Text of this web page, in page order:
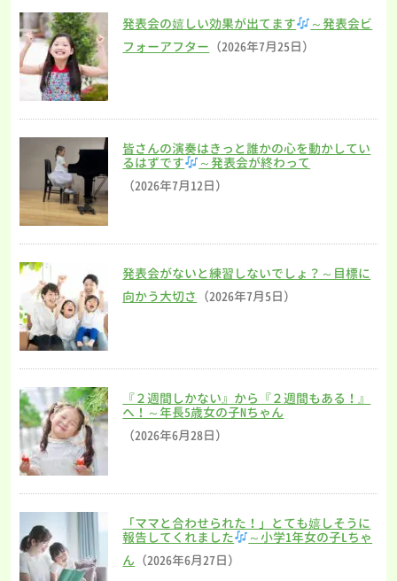
発表会の嬉しい効果が出てます
～発表会ビ
フォーアフター （2026年7月25日）
皆さんの演奏はきっと誰かの心を動かしてい
るはずです
～発表会が終わって
（2026年7月12日）
発表会がないと練習しないでしょ？～目標に
向かう大切さ （2026年7月5日）
『２週間しかない』から『２週間もある！』
へ！～年長5歳女の子Nちゃん
（2026年6月28日）
「ママと合わせられた！」とても嬉しそうに
報告してくれました
～小学1年女の子Lちゃ
ん （2026年6月27日）